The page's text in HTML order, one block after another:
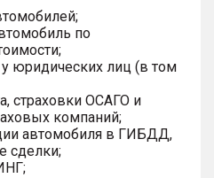
по
юридических лиц (в том
страховки ОСАГО и
компаний;
автомобиля в ГИБДД,
сделки;